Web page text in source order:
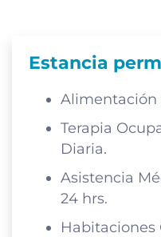
Estancia
Alimentación
Terapia
Diaria.
Asistencia
24 hrs.
Habitaciones